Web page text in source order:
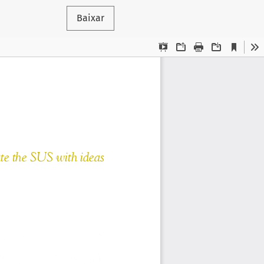
Baixar